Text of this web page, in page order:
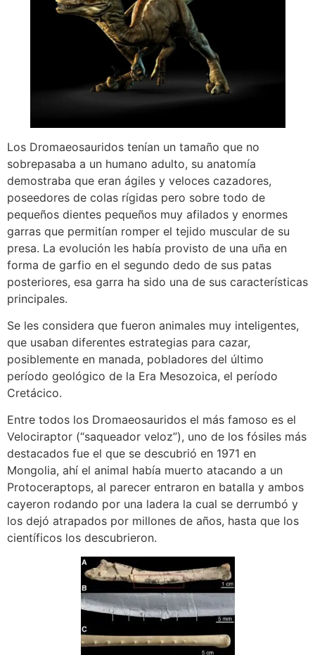
Los Dromaeosauridos tenían un tamaño que no
sobrepasaba a un humano adulto, su anatomía
demostraba que eran ágiles y veloces cazadores,
poseedores de colas rígidas pero sobre todo de
pequeños dientes pequeños muy afilados y enormes
garras que permitían romper el tejido muscular de su
presa. La evolución les había provisto de una uña en
forma de garfio en el segundo dedo de sus patas
posteriores, esa garra ha sido una de sus características
principales.
Se les considera que fueron animales muy inteligentes,
que usaban diferentes estrategias para cazar,
posiblemente en manada, pobladores del último
período geológico de la Era Mesozoica, el período
Cretácico.
Entre todos los Dromaeosauridos el más famoso es el
Velociraptor (“saqueador veloz”), uno de los fósiles más
destacados fue el que se descubrió en 1971 en
Mongolia, ahí el animal había muerto atacando a un
Protoceraptops, al parecer entraron en batalla y ambos
cayeron rodando por una ladera la cual se derrumbó y
los dejó atrapados por millones de años, hasta que los
científicos los descubrieron.